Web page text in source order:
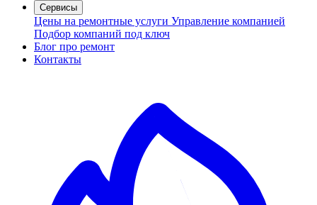
Сервисы
Цены на ремонтные услуги Управление компанией
Подбор компаний под ключ
Блог про ремонт
Контакты